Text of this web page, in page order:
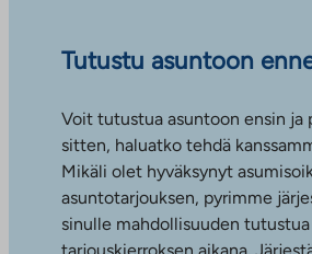
Tutustu asuntoon
Voit tutustua asuntoon ensin ja
sitten, haluatko tehdä
Mikäli olet hyväksynyt
asuntotarjouksen, pyrimme
sinulle mahdollisuuden
tarjouskierroksen aikana.